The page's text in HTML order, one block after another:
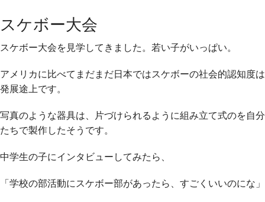
スケボー大会
スケボー大会を見学してきました。若い子がいっぱい。
アメリカに比べてまだまだ日本ではスケボーの社会的認知度は
発展途上です。
写真のような器具は、片づけられるように組み立て式のを自分
たちで製作したそうです。
中学生の子にインタビューしてみたら、
「学校の部活動にスケボー部があったら、すごくいいのにな」